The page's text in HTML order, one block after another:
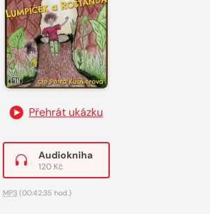
Přehrát ukázku
Audiokniha
120 Kč
MP3 (00:42:35 hod.)